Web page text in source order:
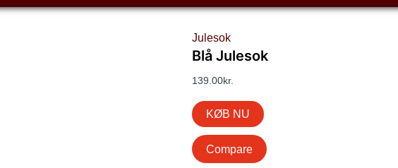
Julesok
Blå Julesok
139.00kr.
KØB NU
Compare